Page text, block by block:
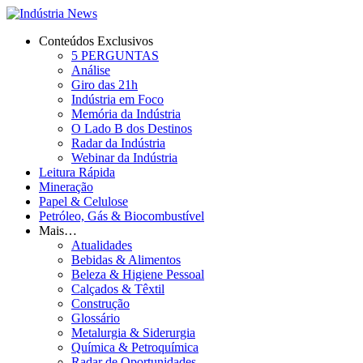
Conteúdos Exclusivos
5 PERGUNTAS
Análise
Giro das 21h
Indústria em Foco
Memória da Indústria
O Lado B dos Destinos
Radar da Indústria
Conteúdos Exclusivos
5 PERGUNTAS
Análise
Giro das 21h
Indústria em Foco
Memória da Indústria
O Lado B dos Destinos
Radar da Indústria
Webinar da Indústria
Leitura Rápida
Mineração
Papel & Celulose
Petróleo, Gás & Biocombustível
Mais…
Atualidades